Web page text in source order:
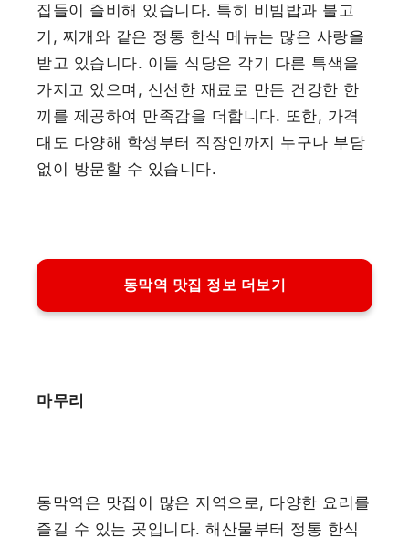
집들이 즐비해 있습니다. 특히 비빔밥과 불고
기, 찌개와 같은 정통 한식 메뉴는 많은 사랑을
받고 있습니다. 이들 식당은 각기 다른 특색을
가지고 있으며, 신선한 재료로 만든 건강한 한
끼를 제공하여 만족감을 더합니다. 또한, 가격
대도 다양해 학생부터 직장인까지 누구나 부담
없이 방문할 수 있습니다.
동막역 맛집 정보 더보기
마무리
동막역은 맛집이 많은 지역으로, 다양한 요리를
즐길 수 있는 곳입니다. 해산물부터 정통 한식